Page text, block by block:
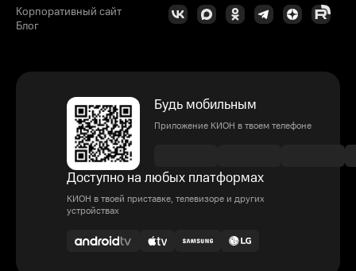
Корпоративный сайт
Блог
Будь мобильным
Приложение КИОН в твоем телефоне
Доступно на любых платформах
КИОН в твоей приставке, телевизоре и других
устройствах